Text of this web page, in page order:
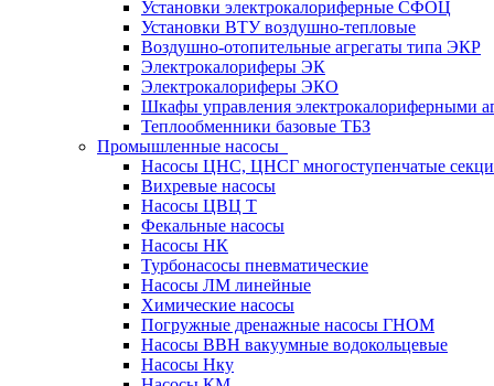
Установки электрокалориферные СФОЦ
Установки ВТУ воздушно-тепловые
Воздушно-отопительные агрегаты типа ЭКР
Электрокалориферы ЭК
Электрокалориферы ЭКО
Шкафы управления электрокалориферными
Теплообменники базовые ТБЗ
Промышленные насосы
Насосы ЦНС, ЦНСГ многоступенчатые
Вихревые насосы
Насосы ЦВЦ Т
Фекальные насосы
Насосы НК
Турбонасосы пневматические
Насосы ЛМ линейные
Химические насосы
Погружные дренажные насосы ГНОМ
Насосы ВВН вакуумные водокольцевые
Насосы Нку